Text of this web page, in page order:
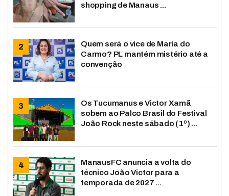
shopping de Manaus ...
Quem será o vice de Maria do
Carmo? PL mantém mistério até a
convenção
Os Tucumanus e Victor Xamã
sobem ao Palco Brasil do Festival
João Rock neste sábado (1º) ...
ManausFC anuncia a volta do
técnico João Victor para a
temporada de 2027 ...